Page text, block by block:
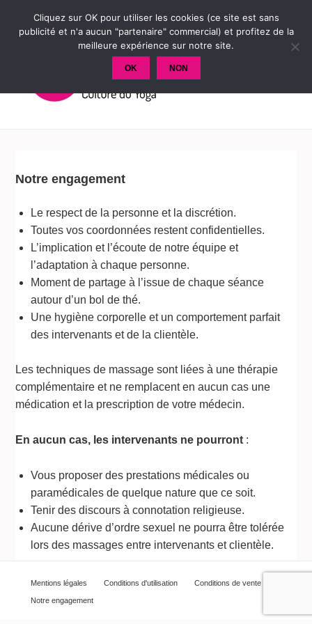
MENU
Notre engagement
Le respect de la personne et la discrétion.
Toutes vos coordonnées restent confidentielles.
L’implication et l’écoute de notre équipe et
l’adaptation à chaque personne.
Moment de partage à l’issue de chaque séance
autour d’un bol de thé.
Une hygiène corporelle et un comportement parfait
des intervenants et de la clientèle.
Les techniques de massage sont liées à une thérapie
complémentaire et ne remplacent en aucun cas une
médication et la prescription de votre médecin.
En aucun cas, les intervenants ne pourront :
Vous proposer des prestations médicales ou
paramédicales de quelque nature que ce soit.
Tenir des discours à connotation religieuse.
Aucune dérive d’ordre sexuel ne pourra être tolérée
lors des massages entre intervenants et clientèle.
Mentions légales Conditions d'utilisation Conditions de vente
Notre engagement
Cliquez sur OK pour utiliser les cookies (ce site est sans
publicité et n'a aucun "partenaire" commercial) et profitez de la
meilleure expérience sur notre site.
OK NON